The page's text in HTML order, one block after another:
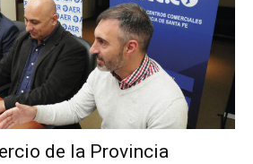
de la Provincia